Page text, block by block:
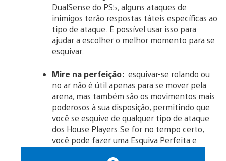
DualSense do PS5, alguns ataques de
inimigos terão respostas táteis específicas ao
tipo de ataque. É possível usar isso para
ajudar a escolher o melhor momento para se
esquivar.
Mire na perfeição: esquivar-se rolando ou
no ar não é útil apenas para se mover pela
arena, mas também são os movimentos mais
poderosos à sua disposição, permitindo que
você se esquive de qualquer tipo de ataque
dos House Players.Se for no tempo certo,
você pode fazer uma Esquiva Perfeita e